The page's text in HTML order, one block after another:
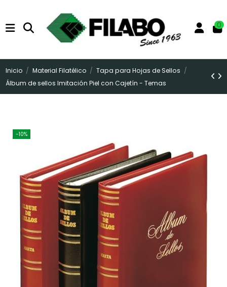
0
Inicio Material Filatélico
Tapa para Hojas de Sellos
Álbum de sellos Imitación Piel con Cajetín - Temas
-10%